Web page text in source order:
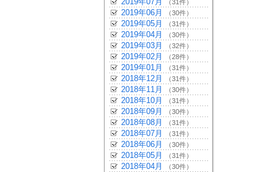
（31件）
2019年06月 （30件）
2019年05月 （31件）
2019年04月 （30件）
2019年03月 （32件）
2019年02月 （28件）
2019年01月 （31件）
2018年12月 （31件）
2018年11月 （30件）
2018年10月 （31件）
2018年09月 （30件）
2018年08月 （31件）
2018年07月 （31件）
2018年06月 （30件）
2018年05月 （31件）
2018年04月 （30件）